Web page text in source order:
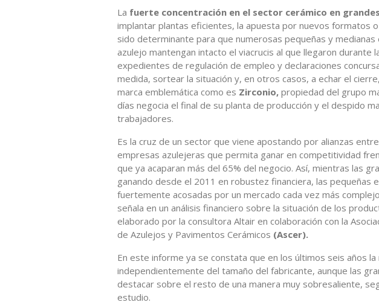
La fuerte concentración en el sector cerámico en
implantar plantas eficientes, la apuesta por nuevos formatos
sido determinante para que numerosas pequeñas y
azulejo mantengan intacto el viacrucis al que llegaron durante
expedientes de regulación de empleo y declaraciones
medida, sortear la situación y, en otros casos, a echar el
marca emblemática como es Zirconio, propiedad del grupo
días negocia el final de su planta de producción y el despido
trabajadores.
Es la cruz de un sector que viene apostando por alianzas
empresas azulejeras que permita ganar en competitividad
que ya acaparan más del 65% del negocio. Así, mientras las
ganando desde el 2011 en robustez financiera, las pequeñas
fuertemente acosadas por un mercado cada vez más
señala en un análisis financiero sobre la situación de los
elaborado por la consultora Altair en colaboración con la
de Azulejos y Pavimentos Cerámicos (Ascer).
En este informe ya se constata que en los últimos seis años
independientemente del tamaño del fabricante, aunque las
destacar sobre el resto de una manera muy sobresaliente,
estudio.